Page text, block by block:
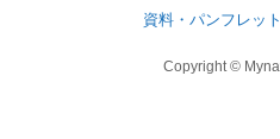
資料・パンフレッ
Copyright ©